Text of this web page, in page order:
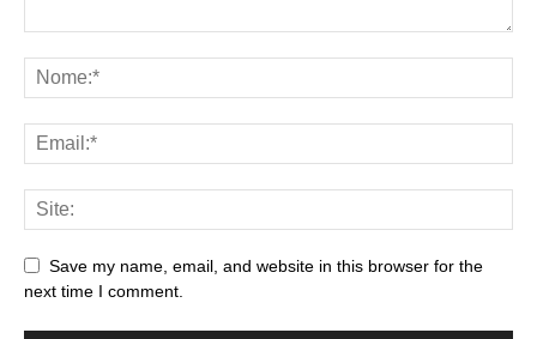
Save my name, email, and website in this browser for the
next time I comment.